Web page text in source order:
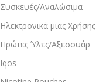
Συσκευές/Αναλώσιμα
Ηλεκτρονικά μιας Χρήσης
Πρώτες Ύλες/Αξεσουάρ
Iqos